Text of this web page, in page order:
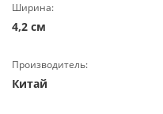
Ширина:
4,2 см
Производитель:
Китай